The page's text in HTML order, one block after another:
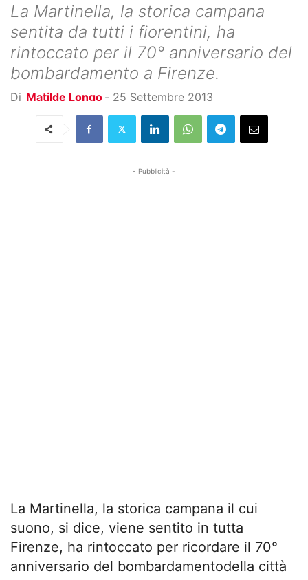
La Martinella, la storica campana
sentita da tutti i fiorentini, ha
rintoccato per il 70° anniversario del
bombardamento a Firenze.
Di Matilde Longo - 25 Settembre 2013
- Pubblicità -
La Martinella, la storica campana il cui
suono, si dice, viene sentito in tutta
Firenze, ha rintoccato per ricordare il 70°
anniversario del bombardamentodella città